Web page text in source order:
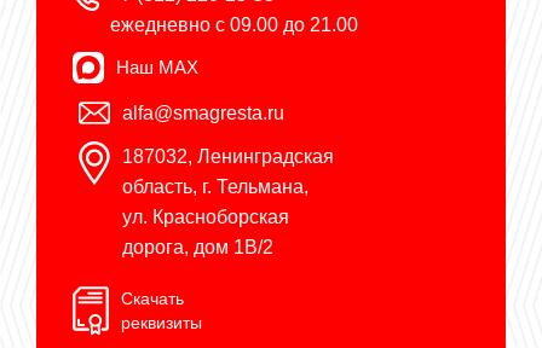
ежедневно с 09.00 до 21.00
Наш MAX
alfa@smagresta.ru
187032, Ленинградская
область, г. Тельмана,
ул. Красноборская
дорога, дом 1В/2
Скачать
реквизиты